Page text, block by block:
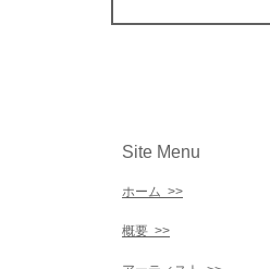
Site Menu
ホーム >>
概要 >>